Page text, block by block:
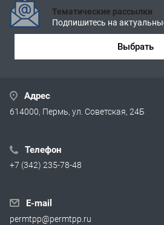
Тематические рассылки
Подпишитесь на
Выбрать
Адрес
614000, Пермь, ул. Советская, 24Б
Телефон
+7 (342) 235-78-48
E-mail
permtpp@permtpp.ru